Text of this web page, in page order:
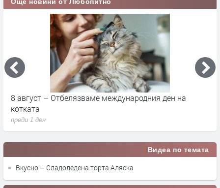
8 август – Отбелязваме международния ден на
котката
преди 1 ден
Видеа по темата
Вкусно – Сладоледена торта Аляска